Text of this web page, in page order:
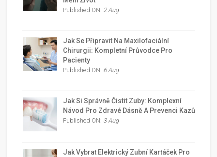
Published ON: 2 Aug
Jak Se Připravit Na Maxilofaciální
Chirurgii: Kompletní Průvodce Pro
Pacienty
Published ON: 6 Aug
Jak Si Správně Čistit Zuby: Komplexní
Návod Pro Zdravé Dásně A Prevenci Kazů
Published ON: 3 Aug
Jak Vybrat Elektrický Zubní Kartáček Pro